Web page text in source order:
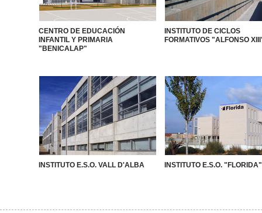
CENTRO DE EDUCACIÓN
INFANTIL Y PRIMARIA
"BENICALAP"
INSTITUTO DE CICLOS
FORMATIVOS "ALFONSO
INSTITUTO E.S.O. VALL D'ALBA INSTITUTO E.S.O. "FLORIDA"